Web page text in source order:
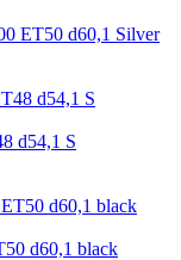
ET50 d60,1 Silver
d54,1 S
d60,1 black